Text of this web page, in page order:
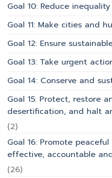
Goal 10: Reduce
Goal 11: Make cities and
Goal 12: Ensure
Goal 13: Take urgent
Goal 14: Conserve and
Goal 15: Protect, restore
desertification, and halt
(2)
Goal 16: Promote
effective, accountable
(26)